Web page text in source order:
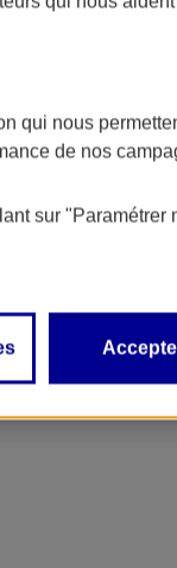
qui nous
de nos
sur "Paramétrer